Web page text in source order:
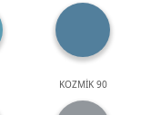
KOZMİK 90